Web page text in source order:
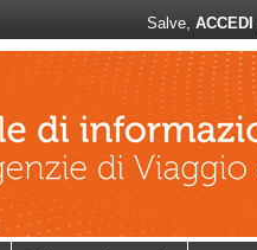
Salve, ACCEDI